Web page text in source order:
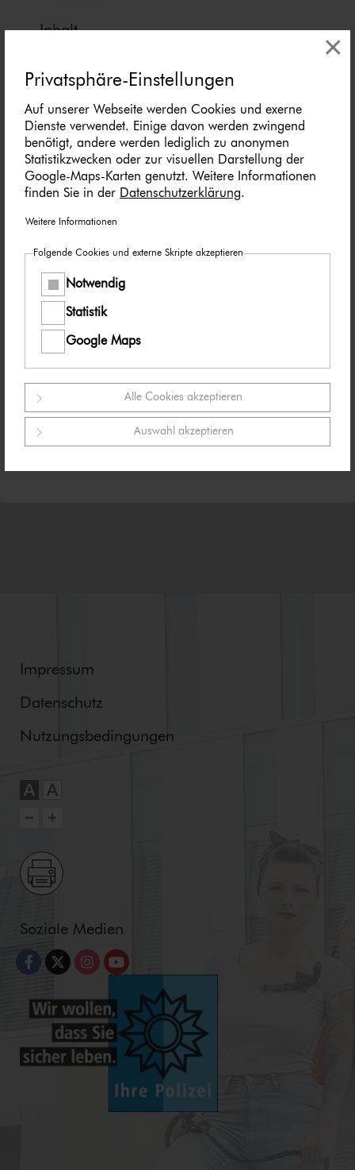
Privatsphäre-Einstellungen
Auf unserer Webseite werden Cookies und exerne
Dienste verwendet. Einige davon werden zwingend
benötigt, andere werden lediglich zu anonymen
Statistikzwecken oder zur visuellen Darstellung der
Google-Maps-Karten genutzt. Weitere Informationen
finden Sie in der Datenschutzerklärung.
Weitere Informationen
Folgende Cookies und externe Skripte akzeptieren
Notwendig
Statistik
Google Maps
Alle Cookies akzeptieren
Auswahl akzeptieren
×
Inhalt
Netz tun“ ist eine thematische Zu­sam­men­stel­
lung aus Bild- und/ oder Textpostings für die
Social Media Kanäle Facebook, Instagram und X.
Wir stellen Ihnen die Beiträge zur freien
Verfügung bereit. Nutzen Sie diese selbst oder
leiten Sie die Postings an Ihre zuständige Social
Media Stelle weiter. Wie und ob Sie die Beiträge
ver­öf­fent­li­chen, können Sie individuell
nutzen und für Ihre Anforderungen anpassen.
Wir empfehlen den/die vor­ge­schla­ge­nen
Hashtags im Textbaustein zusätzlich zu den von
Ihnen selbst verwendeten Hashtags zu
verwenden, um so eine gemeinsame Reichweite
der Posts zu erzeugen.
Taggen Sie auch gerne unseren jeweiligen Social
Media Kanal:
Impressum
Datenschutz
Nut­zungs­be­din­gun­gen
Soziale Medien